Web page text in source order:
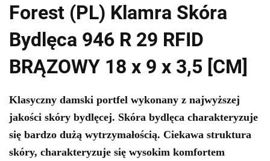
Forest (PL) Klamra Skóra
Bydlęca 946 R 29 RFID
BRĄZOWY 18 x 9 x 3,5 [CM]
Klasyczny damski portfel wykonany z najwyższej
jakości skóry bydlęcej. Skóra bydlęca charakteryzuje
się bardzo dużą wytrzymałością. Ciekawa struktura
skóry, charakteryzuje się wysokim komfortem